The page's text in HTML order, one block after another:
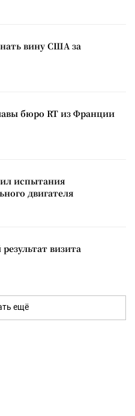
вину США за
бюро RT из Франции
испытания
двигателя
визита
ещё